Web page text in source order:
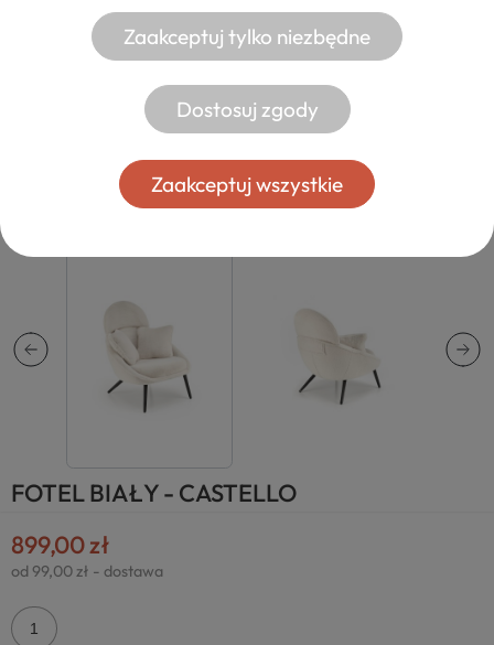
FOTEL BIAŁY - CASTELLO
899,00 zł
od 99,00 zł - dostawa
Zaakceptuj tylko niezbędne
Dostosuj zgody
Zaakceptuj wszystkie